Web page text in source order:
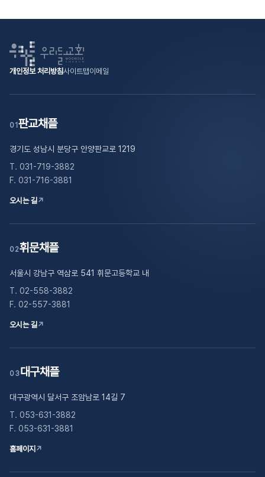
개인정보 처리방침사이트맵이메일
01 판교채플
경기도 성남시 분당구 안양판교로 1219
T. 031-719-3882
F. 031-716-3881
오시는 길↗
02휘문채플
서울시 강남구 역삼로 541 휘문고등학교 내
T. 02-558-3882
F. 02-557-3881
오시는 길↗
03대구채플
대구광역시 달서구 조암남로 14길 7
T. 053-631-3882
F. 053-631-3881
홈페이지 ↗